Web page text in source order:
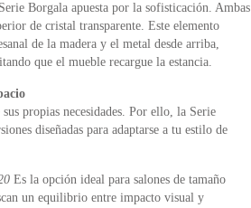
Borgala apuesta por la sofisticación. Ambas
de cristal transparente. Este elemento
de la madera y el metal desde arriba,
que el mueble recargue la estancia.
propias necesidades. Por ello, la Serie
diseñadas para adaptarse a tu estilo de
Es la opción ideal para salones de tamaño
un equilibrio entre impacto visual y